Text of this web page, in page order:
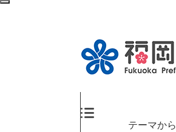
ペ
メ
テーマか